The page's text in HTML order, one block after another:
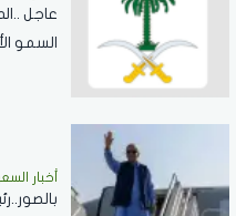
عاجل
السمو
أخبار